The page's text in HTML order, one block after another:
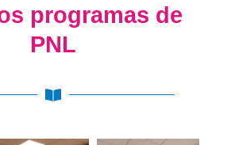
programas de
PNL